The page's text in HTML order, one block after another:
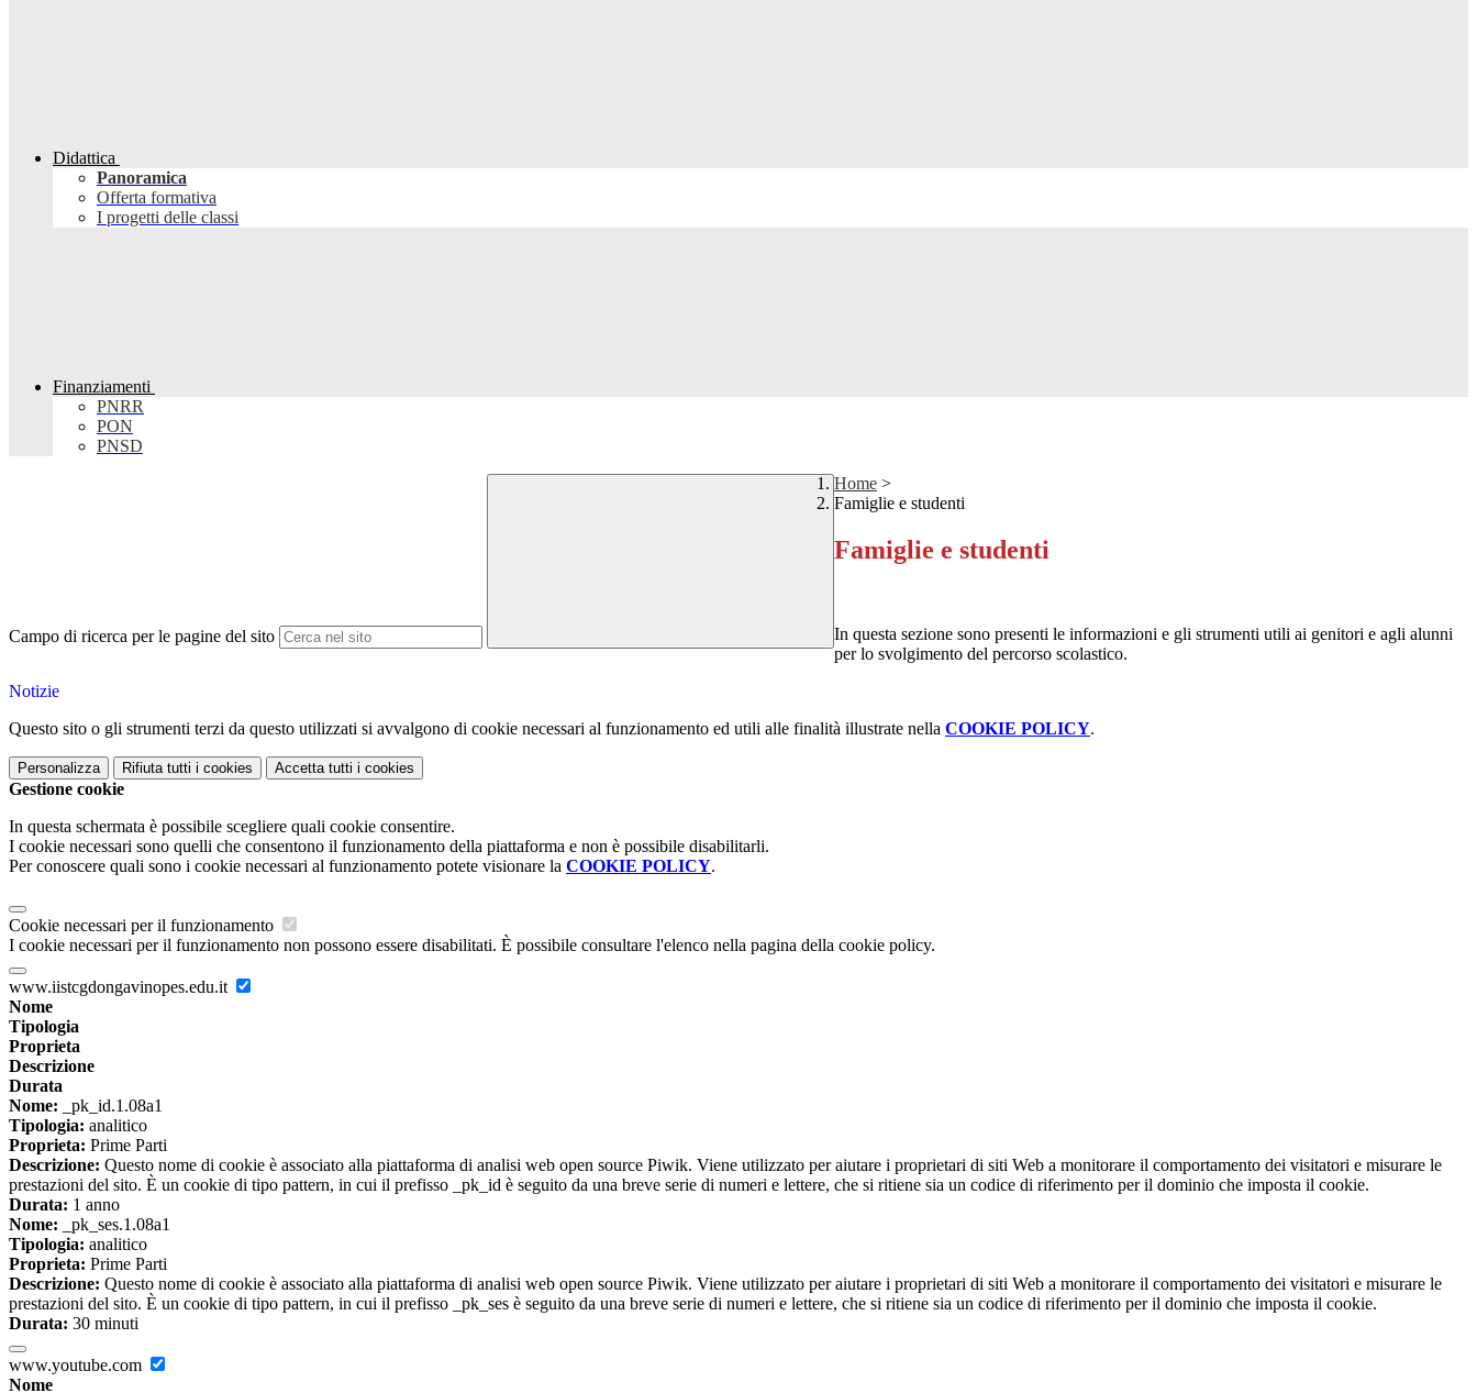
Didattica
Panoramica
Offerta formativa
I progetti delle classi
Finanziamenti
PNRR
PON
PNSD
Campo di ricerca per le pagine del sito
Home >
Famiglie e studenti
Famiglie e studenti
In questa sezione sono presenti le informazioni e gli strumenti utili ai genitori e agli alunni
per lo svolgimento del percorso scolastico.
Notizie
Questo sito o gli strumenti terzi da questo utilizzati si avvalgono di cookie necessari al funzionamento ed utili alle finalità illustrate nella COOKIE POLICY.
Personalizza Rifiuta tutti i cookies Accetta tutti i cookies
Gestione cookie
In questa schermata è possibile scegliere quali cookie consentire.
I cookie necessari sono quelli che consentono il funzionamento della piattaforma e non è possibile disabilitarli.
Per conoscere quali sono i cookie necessari al funzionamento potete visionare la COOKIE POLICY.
Cookie necessari per il funzionamento
I cookie necessari per il funzionamento non possono essere disabilitati. È possibile consultare l'elenco nella pagina della cookie policy.
www.iistcgdongavinopes.edu.it
Nome
Tipologia
Proprieta
Descrizione
Durata
Nome: _pk_id.1.08a1
Tipologia: analitico
Proprieta: Prime Parti
Descrizione: Questo nome di cookie è associato alla piattaforma di analisi web open source Piwik. Viene utilizzato per aiutare i proprietari di siti Web a monitorare il comportamento dei visitatori e misurare le
prestazioni del sito. È un cookie di tipo pattern, in cui il prefisso _pk_id è seguito da una breve serie di numeri e lettere, che si ritiene sia un codice di riferimento per il dominio che imposta il cookie.
Durata: 1 anno
Nome: _pk_ses.1.08a1
Tipologia: analitico
Proprieta: Prime Parti
Descrizione: Questo nome di cookie è associato alla piattaforma di analisi web open source Piwik. Viene utilizzato per aiutare i proprietari di siti Web a monitorare il comportamento dei visitatori e misurare le
prestazioni del sito. È un cookie di tipo pattern, in cui il prefisso _pk_ses è seguito da una breve serie di numeri e lettere, che si ritiene sia un codice di riferimento per il dominio che imposta il cookie.
Durata: 30 minuti
www.youtube.com
Nome